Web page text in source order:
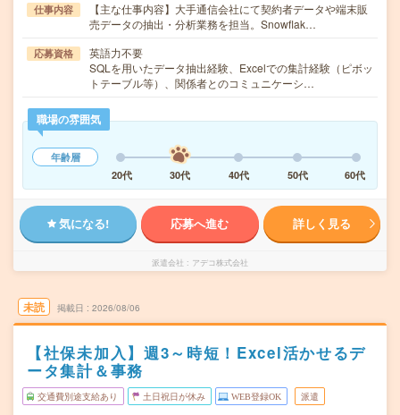
仕事内容
【主な仕事内容】大手通信会社にて契約者データや端末販
売データの抽出・分析業務を担当。Snowflak…
応募資格
英語力不要
SQLを用いたデータ抽出経験、Excelでの集計経験（ピボッ
トテーブル等）、関係者とのコミュニケーシ…
職場の雰囲気
年齢層
20代
30代 40代 50代 60代
気になる! 応募へ進む 詳しく見る
派遣会社 アデコ株式会社
未読 掲載日 2026/08/06
【社保未加入】週3～時短！Excel活かせるデ
ータ集計＆事務
交通費別途支給あり 土日祝日が休み WEB登録OK 派遣